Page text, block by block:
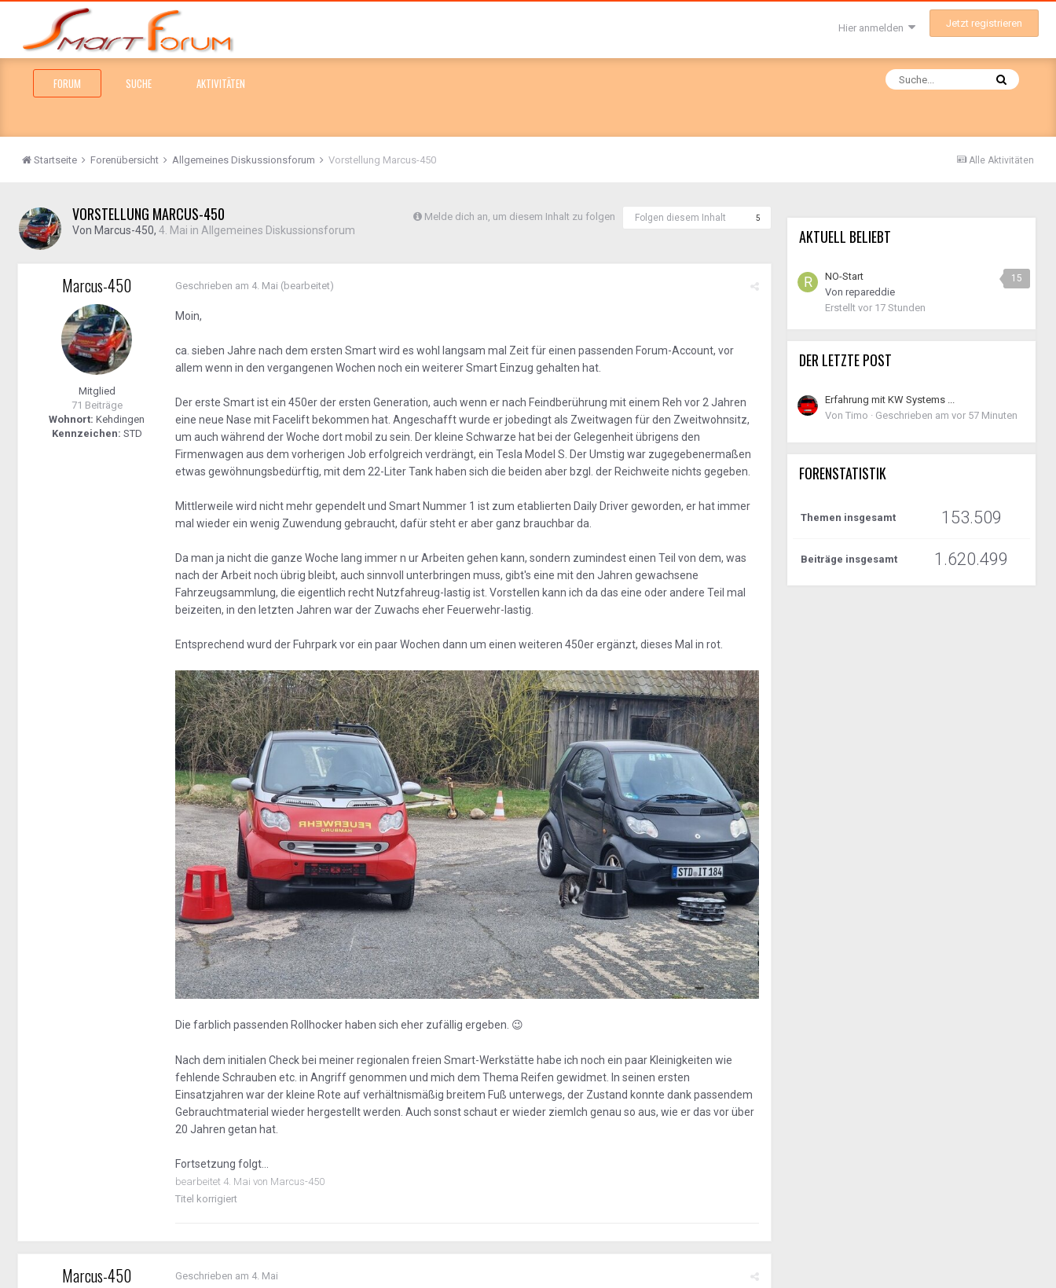
Hier anmelden Jetzt registrieren
FORUM SUCHE AKTIVITÄTEN
Alle Aktivitäten
Startseite Forenübersicht Allgemeines Diskussionsforum Vorstellung Marcus-450
Melde dich an, um diesem Inhalt zu folgen Folgen diesem Inhalt 5
VORSTELLUNG MARCUS-450
Von Marcus-450, 4. Mai in Allgemeines Diskussionsforum
Marcus-450
Mitglied
71 Beiträge
Wohnort: Kehdingen
Kennzeichen: STD
Geschrieben am 4. Mai (bearbeitet)
Moin,
ca. sieben Jahre nach dem ersten Smart wird es wohl langsam mal Zeit für einen passenden Forum-Account, vor
allem wenn in den vergangenen Wochen noch ein weiterer Smart Einzug gehalten hat.
Der erste Smart ist ein 450er der ersten Generation, auch wenn er nach Feindberührung mit einem Reh vor 2 Jahren
eine neue Nase mit Facelift bekommen hat. Angeschafft wurde er jobedingt als Zweitwagen für den Zweitwohnsitz,
um auch während der Woche dort mobil zu sein. Der kleine Schwarze hat bei der Gelegenheit übrigens den
Firmenwagen aus dem vorherigen Job erfolgreich verdrängt, ein Tesla Model S. Der Umstig war zugegebenermaßen
etwas gewöhnungsbedürftig, mit dem 22-Liter Tank haben sich die beiden aber bzgl. der Reichweite nichts gegeben.
Mittlerweile wird nicht mehr gependelt und Smart Nummer 1 ist zum etablierten Daily Driver geworden, er hat immer
mal wieder ein wenig Zuwendung gebraucht, dafür steht er aber ganz brauchbar da.
Da man ja nicht die ganze Woche lang immer n ur Arbeiten gehen kann, sondern zumindest einen Teil von dem, was
nach der Arbeit noch übrig bleibt, auch sinnvoll unterbringen muss, gibt's eine mit den Jahren gewachsene
Fahrzeugsammlung, die eigentlich recht Nutzfahreug-lastig ist. Vorstellen kann ich da das eine oder andere Teil mal
beizeiten, in den letzten Jahren war der Zuwachs eher Feuerwehr-lastig.
Entsprechend wurd der Fuhrpark vor ein paar Wochen dann um einen weiteren 450er ergänzt, dieses Mal in rot.
Die farblich passenden Rollhocker haben sich eher zufällig ergeben. 😉
Nach dem initialen Check bei meiner regionalen freien Smart-Werkstätte habe ich noch ein paar Kleinigkeiten wie
fehlende Schrauben etc. in Angriff genommen und mich dem Thema Reifen gewidmet. In seinen ersten
Einsatzjahren war der kleine Rote auf verhältnismäßig breitem Fuß unterwegs, der Zustand konnte dank passendem
Gebrauchtmaterial wieder hergestellt werden. Auch sonst schaut er wieder ziemlch genau so aus, wie er das vor über
20 Jahren getan hat.
Fortsetzung folgt...
bearbeitet 4. Mai von Marcus-450
Titel korrigiert
Marcus-450 Geschrieben am 4. Mai
AKTUELL BELIEBT
15
NO-Start
Von repareddie
Erstellt vor 17 Stunden
DER LETZTE POST
Erfahrung mit KW Systems ...
Von Timo · Geschrieben am vor 57 Minuten
FORENSTATISTIK
Themen insgesamt 153.509
Beiträge insgesamt 1.620.499